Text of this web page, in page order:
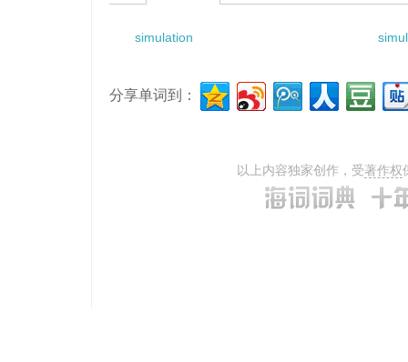
simulation
分享单词到：
以上内容独家创作，受著作权